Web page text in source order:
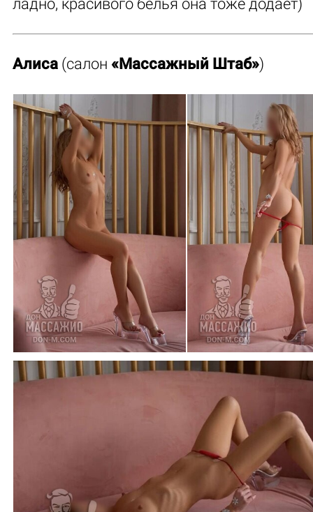
ладно, красивого белья она тоже додает)
Алиса (салон «Массажный Штаб»)